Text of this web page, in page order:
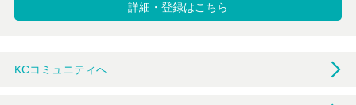
詳細・登録はこちら
KCコミュニティへ